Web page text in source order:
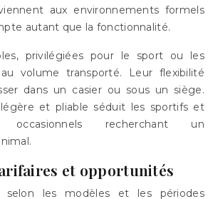
aux environnements formels
autant que la fonctionnalité.
privilégiées pour le sport ou les
au volume transporté. Leur flexibilité
dans un casier ou sous un siège.
et pliable séduit les sportifs et
recherchant un
et opportunités
selon les modèles et les périodes